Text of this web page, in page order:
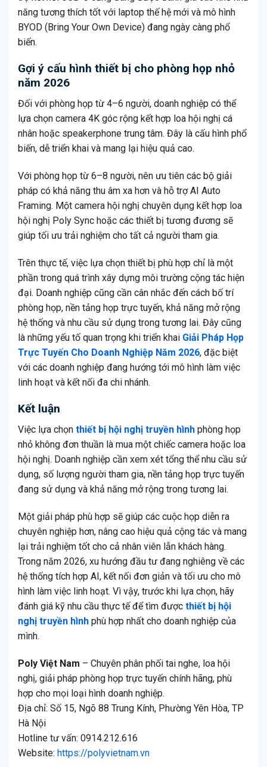
năng tương thích tốt với laptop thế hệ mới và mô hình
BYOD (Bring Your Own Device) đang ngày càng phổ
biến.
Gợi ý cấu hình thiết bị cho phòng họp nhỏ
năm 2026
Đối với phòng họp từ 4–6 người, doanh nghiệp có thể
lựa chọn camera 4K góc rộng kết hợp loa hội nghị cá
nhân hoặc speakerphone trung tâm. Đây là cấu hình phổ
biến, dễ triển khai và mang lại hiệu quả cao.
Với phòng họp từ 6–8 người, nên ưu tiên các bộ giải
pháp có khả năng thu âm xa hơn và hỗ trợ AI Auto
Framing. Một camera hội nghị chuyên dụng kết hợp loa
hội nghị Poly Sync hoặc các thiết bị tương đương sẽ
giúp tối ưu trải nghiệm cho tất cả người tham gia.
Trên thực tế, việc lựa chọn thiết bị phù hợp chỉ là một
phần trong quá trình xây dựng môi trường cộng tác hiện
đại. Doanh nghiệp cũng cần cân nhắc đến cách bố trí
phòng họp, nền tảng họp trực tuyến, khả năng mở rộng
hệ thống và nhu cầu sử dụng trong tương lai. Đây cũng
là những yếu tố quan trọng khi triển khai Giải Pháp Họp
Trực Tuyến Cho Doanh Nghiệp Năm 2026, đặc biệt
với các doanh nghiệp đang hướng tới mô hình làm việc
linh hoạt và kết nối đa chi nhánh.
Kết luận
Việc lựa chọn thiết bị hội nghị truyền hình phòng họp
nhỏ không đơn thuần là mua một chiếc camera hoặc loa
hội nghị. Doanh nghiệp cần xem xét tổng thể nhu cầu sử
dụng, số lượng người tham gia, nền tảng họp trực tuyến
đang sử dụng và khả năng mở rộng trong tương lai.
Một giải pháp phù hợp sẽ giúp các cuộc họp diễn ra
chuyên nghiệp hơn, nâng cao hiệu quả cộng tác và mang
lại trải nghiệm tốt cho cả nhân viên lẫn khách hàng.
Trong năm 2026, xu hướng đầu tư đang nghiêng về các
hệ thống tích hợp AI, kết nối đơn giản và tối ưu cho mô
hình làm việc linh hoạt. Vì vậy, trước khi lựa chọn, hãy
đánh giá kỹ nhu cầu thực tế để tìm được thiết bị hội
nghị truyền hình phù hợp nhất cho doanh nghiệp của
mình.
Poly Việt Nam – Chuyên phân phối tai nghe, loa hội
nghị, giải pháp phòng họp trực tuyến chính hãng, phù
hợp cho mọi loại hình doanh nghiệp.
Địa chỉ: Số 15, Ngõ 88 Trung Kính, Phường Yên Hòa, TP
Hà Nội
Hotline tư vấn: 0914.212.616
Website: https://polyvietnam.vn